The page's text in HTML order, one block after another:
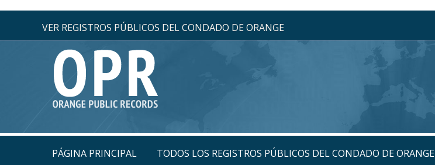
VER REGISTROS PÚBLICOS DEL CONDADO DE ORANGE
PÁGINA PRINCIPAL TODOS LOS REGISTROS PÚBLICOS DEL CONDADO DE ORANGE